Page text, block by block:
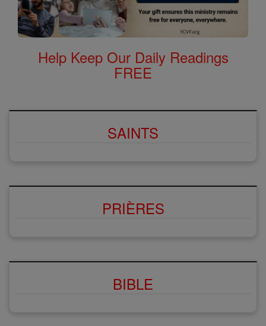
Help Keep Our Daily Readings
FREE
SAINTS
PRIÈRES
BIBLE